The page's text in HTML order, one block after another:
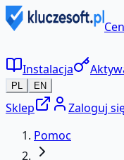
Instalacja
PL EN
Sklep
Zaloguj
Pomoc